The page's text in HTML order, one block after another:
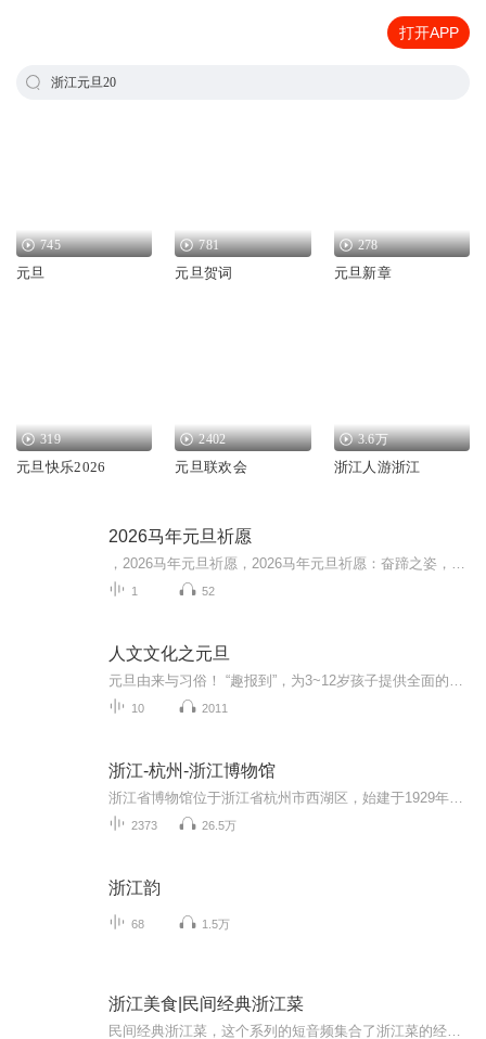
打开APP
浙江元旦20
745
元旦
781
元旦贺词
278
元旦新章
319
元旦快乐2026
2402
元旦联欢会
3.6万
浙江人游浙江
2026马年元旦祈愿
1 52
人文文化之元旦
10 2011
浙江-杭州-浙江博物馆
2373 26.5万
浙江韵
68 1.5万
浙江美食|民间经典浙江菜